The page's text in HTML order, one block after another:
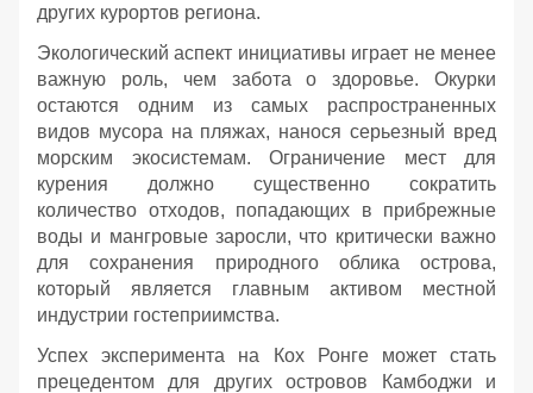
других курортов региона.
Экологический аспект инициативы играет не менее
важную роль, чем забота о здоровье. Окурки
остаются одним из самых распространенных
видов мусора на пляжах, нанося серьезный вред
морским экосистемам. Ограничение мест для
курения должно существенно сократить
количество отходов, попадающих в прибрежные
воды и мангровые заросли, что критически важно
для сохранения природного облика острова,
который является главным активом местной
индустрии гостеприимства.
Успех эксперимента на Кох Ронге может стать
прецедентом для других островов Камбоджи и